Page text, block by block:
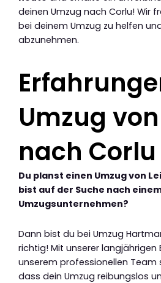
deinen Umzug nach Corlu! Wir
bei deinem Umzug zu helfen
abzunehmen.
Umzug
nach Corlu
Du planst einen Umzug von
bist auf der Suche nach
Umzugsunternehmen?
Dann bist du bei Umzug
richtig! Mit unserer langjährigen
unserem professionellen Team
dass dein Umzug reibungslos